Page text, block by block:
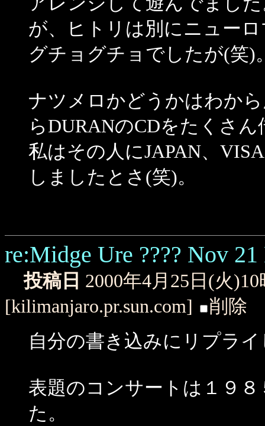
が、ヒトリは別にニュー
グチョグチョでしたが(笑)
ナツメロかどうかはわか
らDURANのCDをたくさ
私はその人にJAPAN、
しましたとさ(笑)。
re:Midge Ure ???? Nov
投稿日 2000年4月25日(火
[kilimanjaro.pr.sun.com]
削除
自分の書き込みにリプラ
表題のコンサートは１９
た。